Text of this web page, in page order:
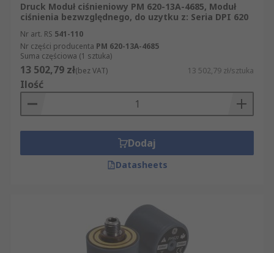
Druck Moduł ciśnieniowy PM 620-13A-4685, Moduł
ciśnienia bezwzględnego, do uzytku z: Seria DPI 620
Nr art. RS 541-110
Nr części producenta PM 620-13A-4685
Suma częściowa (1 sztuka)
13 502,79 zł(bez VAT) 13 502,79 zł/sztuka
Ilość
Dodaj
Datasheets